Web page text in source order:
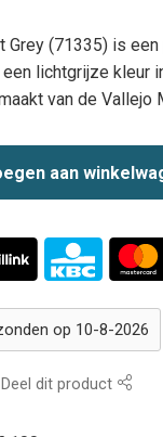
Grey (71335) is
lichtgrijze kleur
van de Vallejo
aan
op 10-8-2026
Deel dit product